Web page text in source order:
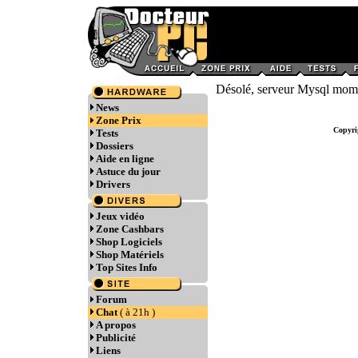
News
Zone Prix
Tests
Dossiers
Aide en ligne
Astuce du jour
Drivers
Jeux vidéo
Zone Cashbars
Shop Logiciels
Shop Matériels
Top Sites Info
Forum
Chat( à 21h )
A propos
Publicité
Liens
Désolé, serveur Mysql